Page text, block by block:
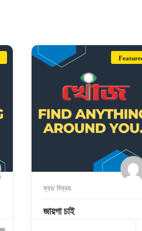
ক্রয়/ বিক্রয়
জায়গা চাই